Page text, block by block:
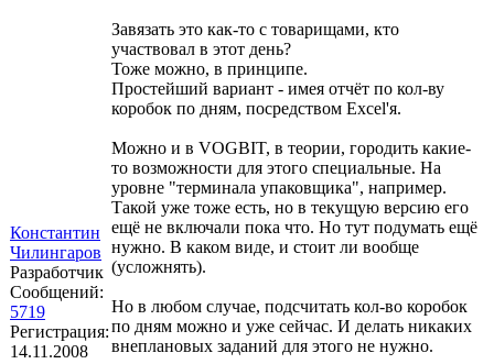
Константин
Чилингаров
Разработчик
Сообщений:
5719
Регистрация:
14.11.2008
Завязать это как-то с товарищами, кто
участвовал в этот день?
Тоже можно, в принципе.
Простейший вариант - имея отчёт по кол-ву
коробок по дням, посредством Excel'я.
Можно и в VOGBIT, в теории, городить какие-
то возможности для этого специальные. На
уровне "терминала упаковщика", например.
Такой уже тоже есть, но в текущую версию его
ещё не включали пока что. Но тут подумать ещё
нужно. В каком виде, и стоит ли вообще
(усложнять).
Но в любом случае, подсчитать кол-во коробок
по дням можно и уже сейчас. И делать никаких
внеплановых заданий для этого не нужно.